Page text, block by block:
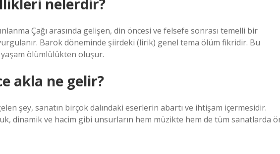
nelerdir?
Çağı arasında gelişen, din öncesi ve felsefe sonrası temelli bir
Barok döneminde şiirdeki (lirik) genel tema ölüm fikridir. Bu
yaşam ölümlülükten oluşur.
akla ne gelir?
şey, sanatın birçok dalındaki eserlerin abartı ve ihtişam içermesidir.
dinamik ve hacim gibi unsurların hem müzikte hem de tüm sanatlarda